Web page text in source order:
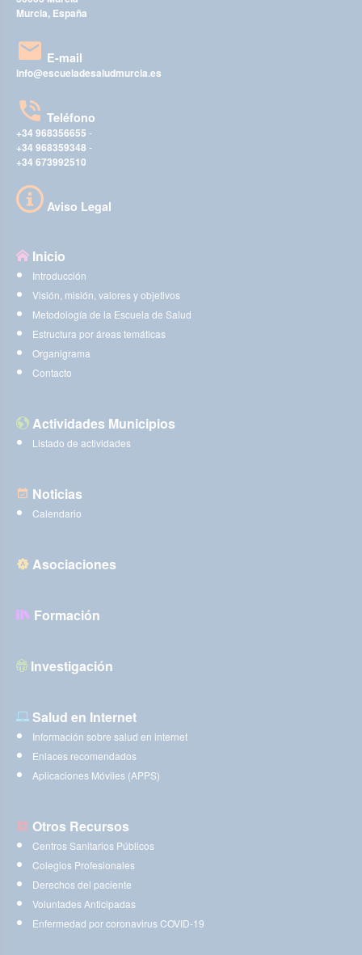
Murcia, España
E-mail
info@escueladesaludmurcia.es
Teléfono
+34 968356655 -
+34 968359348 -
+34 673992510
Aviso Legal
Inicio
Introducción
Visión, misión, valores y objetivos
Metodología de la Escuela de Salud
Estructura por áreas temáticas
Organigrama
Contacto
Actividades Municipios
Listado de actividades
Noticias
Calendario
Asociaciones
Formación
Investigación
Salud en Internet
Información sobre salud en internet
Enlaces recomendados
Aplicaciones Móviles (APPS)
Otros Recursos
Centros Sanitarios Públicos
Colegios Profesionales
Derechos del paciente
Voluntades Anticipadas
Enfermedad por coronavirus COVID-19